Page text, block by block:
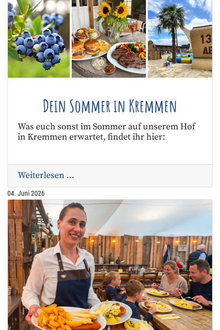
Dein Sommer in Kremmen
Was euch sonst im Sommer auf unserem Hof
in Kremmen erwartet, findet ihr hier:
Weiterlesen …
04. Juni 2026